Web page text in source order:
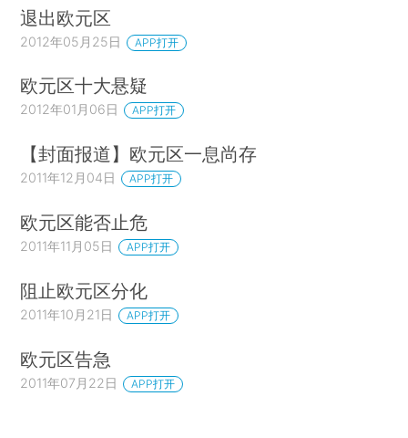
退出欧元区
2012年05月25日 APP打开
欧元区十大悬疑
2012年01月06日 APP打开
【封面报道】欧元区一息尚存
2011年12月04日 APP打开
欧元区能否止危
2011年11月05日 APP打开
阻止欧元区分化
2011年10月21日 APP打开
欧元区告急
2011年07月22日 APP打开